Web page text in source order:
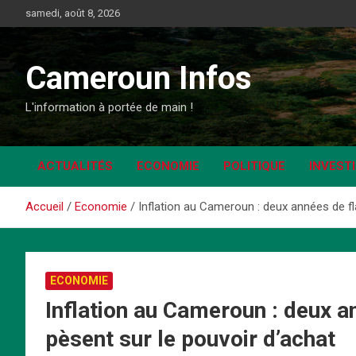
au
samedi, août 8, 2026
Cameroun Infos
L'information à portée de main !
ACTUALITÉS ECONOMIE POLITIQUE
Accueil Economie Inflation au Cameroun : deux années de
ECONOMIE
Inflation au Cameroun : deux
pèsent sur le pouvoir d’achat